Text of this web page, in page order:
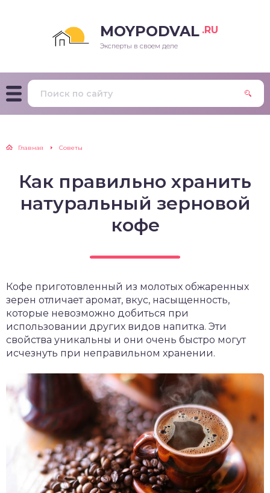
MOYPODVAL .RU
Эксперты в своем деле
Главная Советы
Как правильно хранить
натуральный зерновой
кофе
Кофе приготовленный из молотых обжаренных
зерен отличает аромат, вкус, насыщенность,
которые невозможно добиться при
использовании других видов напитка. Эти
свойства уникальны и они очень быстро могут
исчезнуть при неправильном хранении.